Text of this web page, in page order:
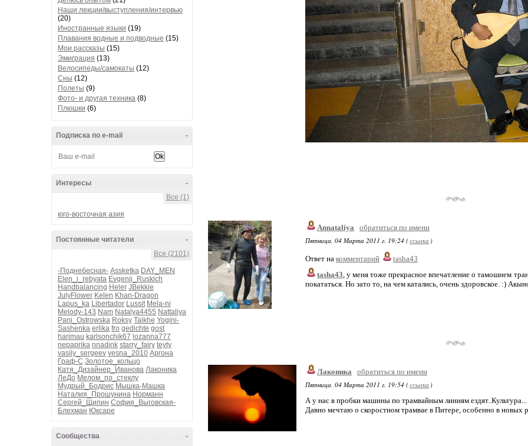
Наши лекции/выступления/интервью
(20)
Иностранные языки (19)
Плавания водные и подводные (15)
Мои рассказы (15)
Эмиграция (13)
Велосипеды/самокаты (12)
Сны (12)
Полеты (9)
Фото- и другая техника (8)
Плюшки (6)
-
Подписка по e-mail
-
Интересы
Все (1)
юго-восточная азия
-
Постоянные читатели
Все (2101)
-Поднебесная- Assketka DAY_MEN
Elen_i_rebyata Evgenij_Ruskich
Handbalancing Heler JBekkie
JulyFlower Kelen Khan-Dragon
Lapus_ka Libertador Lussit Mela-ni
Melody-143 Nam Natalya4455 Nattaliya
Pani_Ostrowska Roksy Taikhe Yogini-
Sashenka erlika fro gedichte gost
harimau karlsonchik67 lozanna777
nepaprika nnadink starry_fairy teyty
vasily_sergeev vesna_2010 Аргона
Граф-С Золотое_кольцо
Катя_Дизайнер_Иванова Лаконика
ЛеДо Мелом_по_стеклу
Мудрый_Бодрис Мышка-Машка
Наталия_Прошунина Норманн
Сергей_Щипин София_Выговская-
Блехман Юксаре
-
Сообщества
Annataliya
обратиться по имени
Пятница, 04 Марта 2011 г. 19:24 (ссылка )
Ответ на комментарий
tasha43
tasha43, у меня тоже прекрасное впечатление о тамошнем
покататься. Но зато то, на чем катались, очень здоровское. :)
Лаконика
обратиться по имени
Пятница, 04 Марта 2011 г. 19:54 (ссылка )
А у нас в пробки машины по трамвайным линиям ездят..Культура...
Давно мечтаю о скоростном трамвае в Питере, особенно в новых